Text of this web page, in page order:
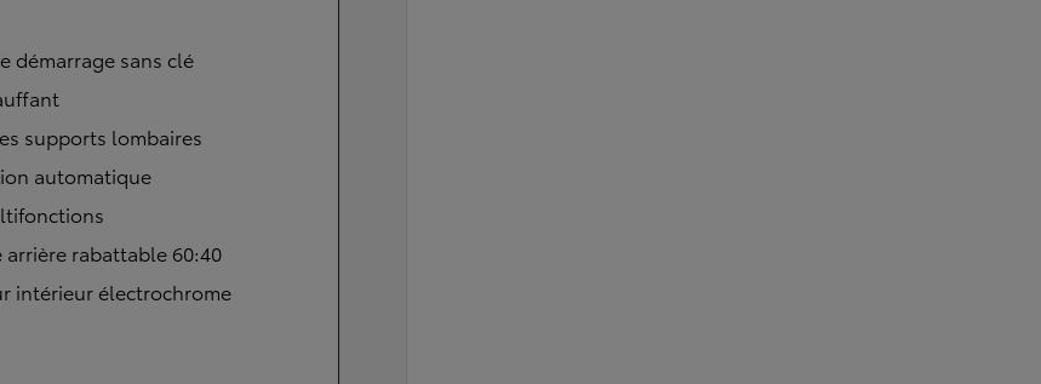
démarrage sans clé
supports lombaires
automatique
arrière rabattable 60:40
intérieur électrochrome